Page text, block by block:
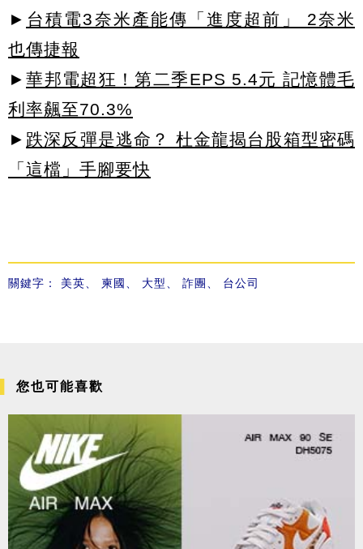
► 台積電3奈米產能傳「進度超前」 2奈米
也傳捷報
► 華邦電超狂！第二季EPS 5.4元 記憶體毛
利率飆至70.3%
► 跌深反彈是逃命？ 杜金龍揭台股箱型密碼
「這檔」手腳要快
關鍵字： 美英 柬國 大型 詐團 台公司
您也可能喜歡